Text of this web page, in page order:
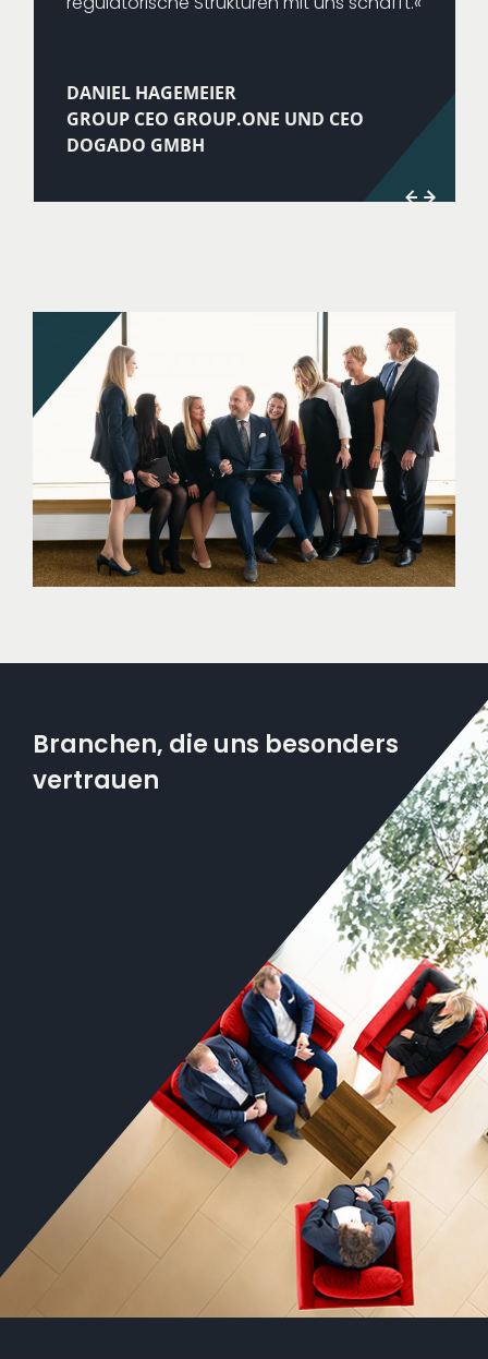
DANIEL HAGEMEIER
GROUP CEO GROUP​.ONE UND CEO
DOGADO GMBH
Branchen, die uns besonders
vertrauen